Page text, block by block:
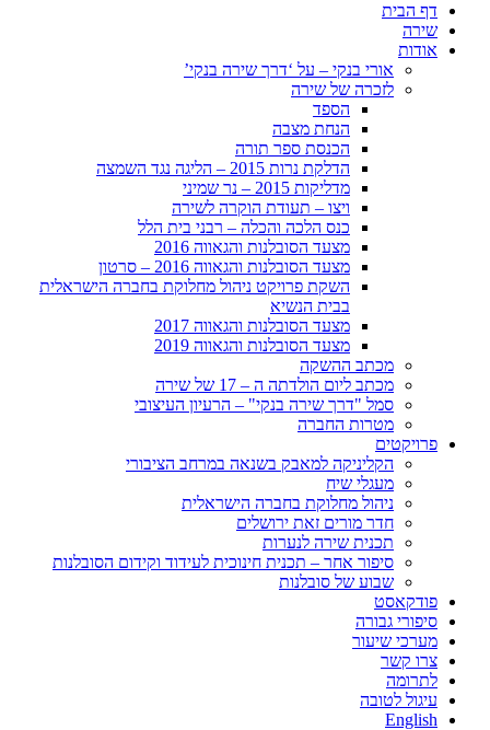
דף הבית
שירה
אודות
אורי בנקי – על ‘דרך שירה בנקי’
לזכרה של שירה
הספד
הנחת מצבה
הכנסת ספר תורה
הדלקת נרות 2015 – הליגה נגד השמצה
מדליקות 2015 – נר שמיני
ויצו – תעודת הוקרה לשירה
כנס הלכה והכלה – רבני בית הלל
מצעד הסובלנות והגאווה 2016
מצעד הסובלנות והגאווה 2016 – סרטון
השקת פרויקט ניהול מחלוקת בחברה הישראלית
בבית הנשיא
מצעד הסובלנות והגאווה 2017
מצעד הסובלנות והגאווה 2019
מכתב ההשקה
מכתב ליום הולדתה ה – 17 של שירה
סמל "דרך שירה בנקי" – הרעיון העיצובי
מטרות החברה
פרויקטים
הקליניקה למאבק בשנאה במרחב הציבורי
מעגלי שיח
ניהול מחלוקת בחברה הישראלית
חדר מורים זאת ירושלים
תכנית שירה לנערות
סיפור אחר – תכנית חינוכית לעידוד וקידום הסובלנות
שבוע של סובלנות
פודקאסט
סיפורי גבורה
מערכי שיעור
צרו קשר
לתרומה
עיגול לטובה
English